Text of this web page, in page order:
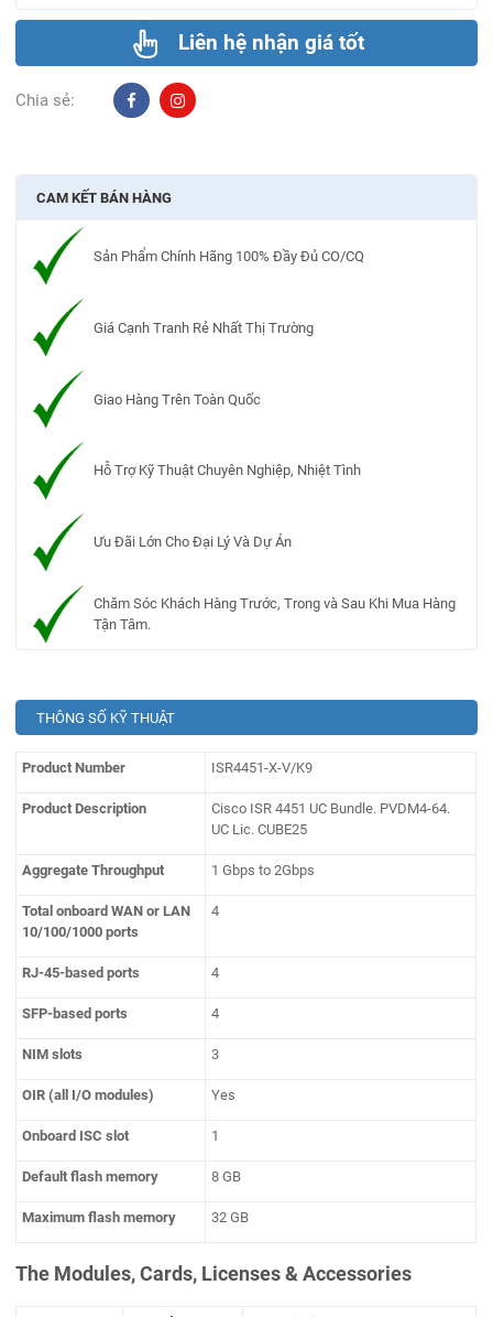
Liên hệ nhận giá tốt
Chia sẻ:
CAM KẾT BÁN HÀNG
Sản Phẩm Chính Hãng 100% Đầy Đủ CO/CQ
Giá Cạnh Tranh Rẻ Nhất Thị Trường
Giao Hàng Trên Toàn Quốc
Hỗ Trợ Kỹ Thuật Chuyên Nghiệp, Nhiệt Tình
Ưu Đãi Lớn Cho Đại Lý Và Dự Án
Chăm Sóc Khách Hàng Trước, Trong và Sau Khi Mua Hàng
Tận Tâm.
THÔNG SỐ KỸ THUẬT
Product Number ISR4451-X-V/K9
Product Description
Cisco ISR 4451 UC Bundle. PVDM4-64.
UC Lic. CUBE25
Aggregate Throughput 1 Gbps to 2Gbps
Total onboard WAN or LAN
10/100/1000 ports
4
RJ-45-based ports 4
SFP-based ports 4
NIM slots 3
OIR (all I/O modules) Yes
Onboard ISC slot 1
Default flash memory 8 GB
Maximum flash memory 32 GB
The Modules, Cards, Licenses & Accessories